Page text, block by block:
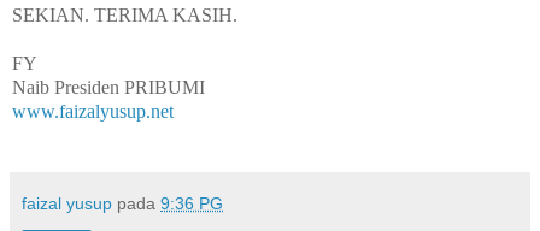
SEKIAN. TERIMA KASIH.
FY
Naib Presiden PRIBUMI
www.faizalyusup.net
faizal yusup pada 9:36 PG